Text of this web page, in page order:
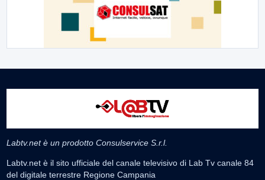
Labtv.net è un prodotto Consulservice S.r.l.
Labtv.net è il sito ufficiale del canale televisivo di Lab Tv canale 84
del digitale terrestre Regione Campania